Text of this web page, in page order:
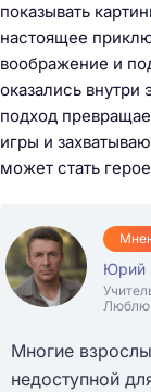
показывать
настоящее
воображение и
оказались
подход
игры и
может стать
Юрий
Люблю
Многие
недоступной